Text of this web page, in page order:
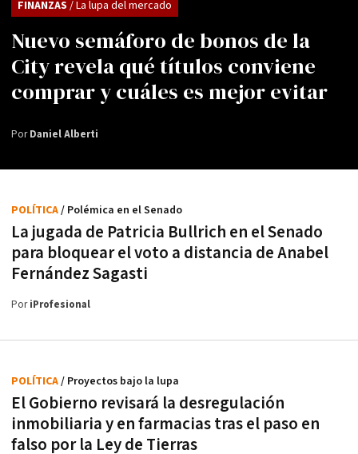
Nuevo semáforo de bonos de la
City revela qué títulos conviene
comprar y cuáles es mejor evitar
FINANZAS / La lupa del mercado
PorDaniel Alberti
La jugada de Patricia Bullrich en el Senado
para bloquear el voto a distancia de Anabel
Fernández Sagasti
POLÍTICA/ Polémica en el Senado
PoriProfesional
El Gobierno revisará la desregulación
inmobiliaria y en farmacias tras el paso en
falso por la Ley de Tierras
POLÍTICA/ Proyectos bajo la lupa